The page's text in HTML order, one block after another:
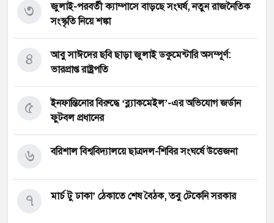
জুলাই-পরবর্তী ক্যাম্পাসে বাড়ছে সংঘর্ষ, নতুন রাজনৈতিক
সংস্কৃতি নিয়ে শঙ্কা
৩
আবু সাঈদের ছবি ছাড়া জুলাই ডকুমেন্টারি অসম্পূর্ণ:
ভারপ্রাপ্ত রাষ্ট্রপতি
৪
ইনফান্তিনোর বিরুদ্ধে ‘ব্ল্যাকমেইল’-এর অভিযোগ জর্ডান
ফুটবল প্রধানের
৫
বরিশাল বিশ্ববিদ্যালয়ে ছাত্রদল-শিবির সংঘর্ষে উত্তেজনা
৬
মার্চ টু ঢাকা’ ঠেকাতে শেষ বৈঠক, তবু টেকেনি সরকার
৭